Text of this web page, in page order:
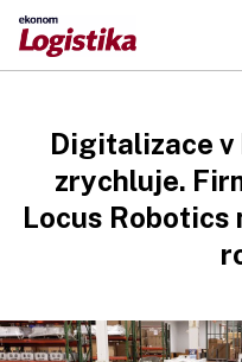
Digitalizace v
zrychluje.
Locus